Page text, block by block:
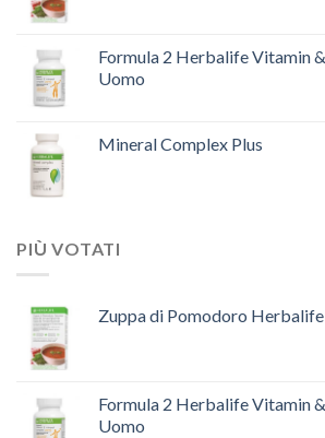
Formula 2 Herbalife Vitamin
Uomo
Mineral Complex Plus
PIÙ VOTATI
Zuppa di Pomodoro Herbalife
Formula 2 Herbalife Vitamin
Uomo